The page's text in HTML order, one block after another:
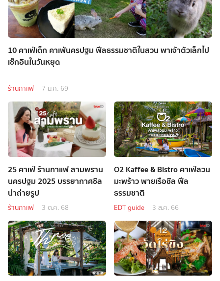
10 คาเฟ่เด็ก คาเฟ่นครปฐม ฟีลธรรมชาติในสวน พาเจ้าตัวเล็กไป
เช็กอินในวันหยุด
ร้านกาแฟ 7 ม.ค. 69
25 คาเฟ่ ร้านกาแฟ สามพราน
นครปฐม 2025 บรรยากาศชิล
น่าถ่ายรูป
ร้านกาแฟ 3 ต.ค. 68
O2 Kaffee & Bistro คาเฟ่สวน
มะพร้าว พายเรือชิล ฟีล
ธรรมชาติ
EDT guide 3 ส.ค. 66